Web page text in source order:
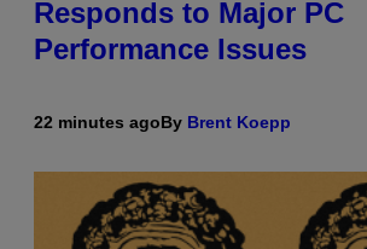
Responds to Major PC
Performance Issues
22 minutes agoBy Brent Koepp